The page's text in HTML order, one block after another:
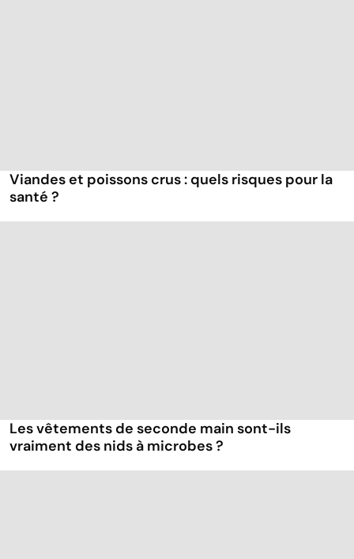
Viandes et poissons crus : quels risques pour la
santé ?
Les vêtements de seconde main sont-ils
vraiment des nids à microbes ?